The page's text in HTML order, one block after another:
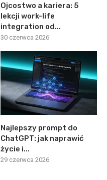
Ojcostwo a kariera: 5
lekcji work-life
integration od...
30 czerwca 2026
Najlepszy prompt do
ChatGPT: jak naprawić
życie i...
29 czerwca 2026